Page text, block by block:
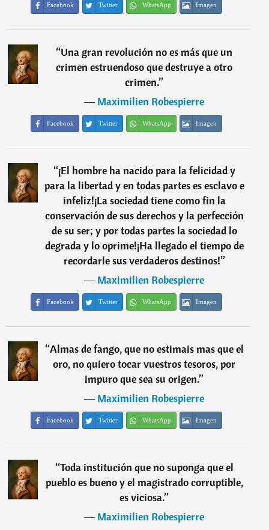
Facebook Twitter WhatsApp Imagen
“Una gran revolución no es más que un
crimen estruendoso que destruye a otro
crimen.”
―Maximilien Robespierre
Facebook Twitter WhatsApp Imagen
“¡El hombre ha nacido para la felicidad y
para la libertad y en todas partes es esclavo e
infeliz!¡La sociedad tiene como fin la
conservación de sus derechos y la perfección
de su ser; y por todas partes la sociedad lo
degrada y lo oprime!¡Ha llegado el tiempo de
recordarle sus verdaderos destinos!”
―Maximilien Robespierre
Facebook Twitter WhatsApp Imagen
“Almas de fango, que no estimais mas que el
oro, no quiero tocar vuestros tesoros, por
impuro que sea su origen.”
―Maximilien Robespierre
Facebook Twitter WhatsApp Imagen
“Toda institución que no suponga que el
pueblo es bueno y el magistrado corruptible,
es viciosa.”
―Maximilien Robespierre